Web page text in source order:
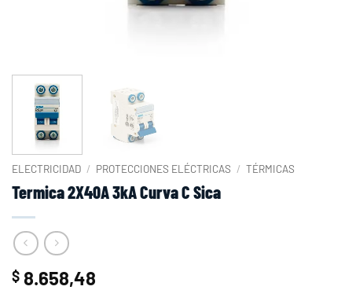
ELECTRICIDAD / PROTECCIONES ELÉCTRICAS / TÉRMICAS
Termica 2X40A 3kA Curva C Sica
$ 8.658,48